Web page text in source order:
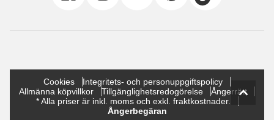
Cookies
Integritets- och personuppgiftspolicy
Allmänna köpvillkor
Tillgänglighetsredogörelse
Ångerrätt
* Alla priser är inkl. moms och exkl. fraktkostnader.
Ångerbegäran